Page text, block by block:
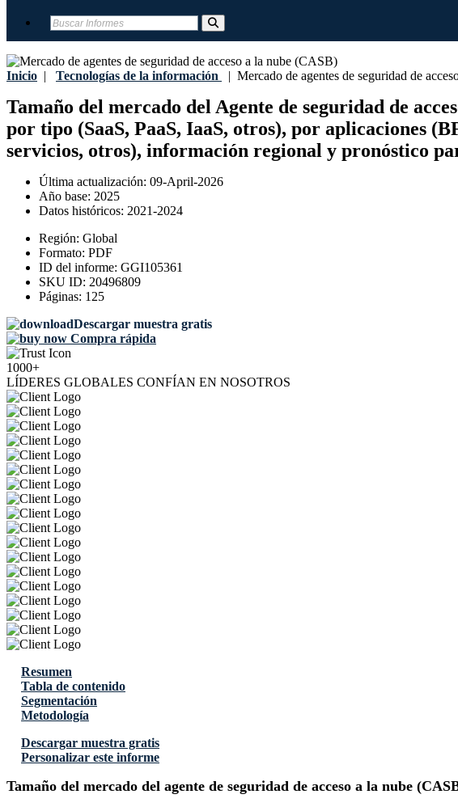
Inicio | Tecnologías de la información | Mercado de agentes de seguridad de
Tamaño del mercado del Agente de seguridad de
por tipo (SaaS, PaaS, IaaS, otros), por aplicaciones
servicios, otros), información regional y pronóstico
Última actualización: 09-April-2026
Año base: 2025
Datos históricos: 2021-2024
Región: Global
Formato: PDF
ID del informe: GGI105361
SKU ID: 20496809
Páginas: 125
Descargar muestra gratis
Compra rápida
1000+
LÍDERES GLOBALES CONFÍAN EN NOSOTROS
Resumen
Tabla de contenido
Segmentación
Metodología
Descargar muestra gratis
Personalizar este informe
Tamaño del mercado del agente de seguridad de acceso a la nube